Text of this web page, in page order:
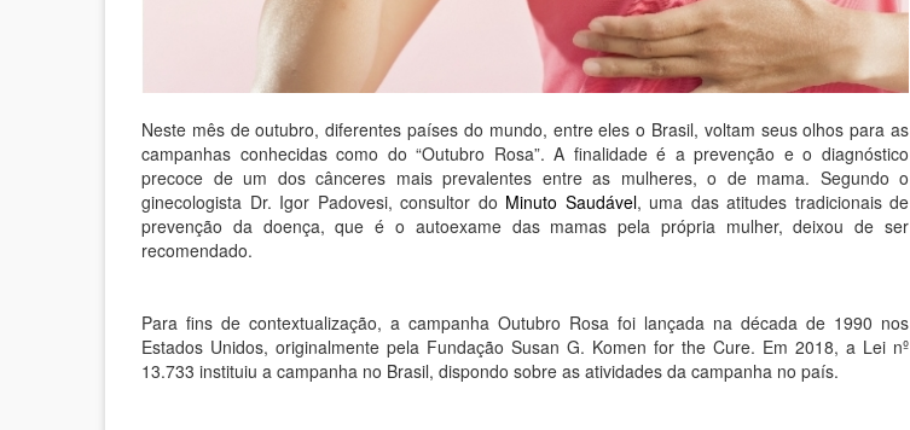
Neste mês de outubro, diferentes países do mundo, entre eles o Brasil, voltam seus olhos para as
campanhas conhecidas como do “Outubro Rosa”. A finalidade é a prevenção e o diagnóstico
precoce de um dos cânceres mais prevalentes entre as mulheres, o de mama. Segundo o
ginecologista Dr. Igor Padovesi, consultor do Minuto Saudável, uma das atitudes tradicionais de
prevenção da doença, que é o autoexame das mamas pela própria mulher, deixou de ser
recomendado.
Para fins de contextualização, a campanha Outubro Rosa foi lançada na década de 1990 nos
Estados Unidos, originalmente pela Fundação Susan G. Komen for the Cure. Em 2018, a Lei nº
13.733 instituiu a campanha no Brasil, dispondo sobre as atividades da campanha no país.